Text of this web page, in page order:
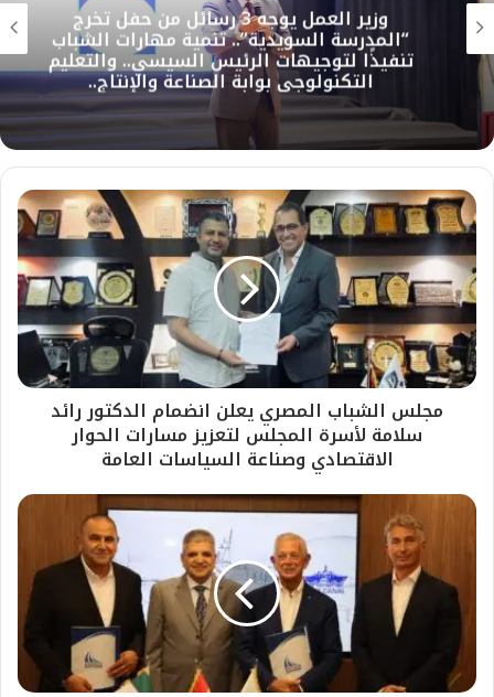
وزير العمل يوجه 3 رسائل من حفل تخرج
“المدرسة السويدية”.. تنمية مهارات الشباب
تنفيذًا لتوجيهات الرئيس السيسي.. والتعليم
التكنولوجي بوابة الصناعة والإنتاج..
مجلس الشباب المصري يعلن انضمام الدكتور رائد
سلامة لأسرة المجلس لتعزيز مسارات الحوار
الاقتصادي وصناعة السياسات العامة